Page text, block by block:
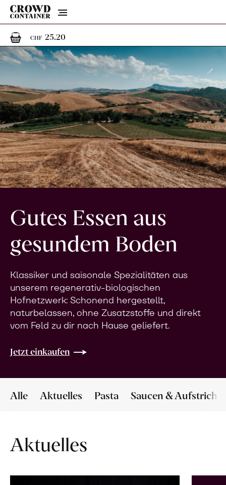
Menu
CHF 25.201 Artikel im Warenkorb
Gutes Essen aus
gesundem Boden
Klassiker und saisonale Spezialitäten aus
unserem regenerativ-biologischen
Hofnetzwerk: Schonend hergestellt,
naturbelassen, ohne Zusatzstoffe und direkt
vom Feld zu dir nach Hause geliefert.
Jetzt einkaufen
Alle Aktuelles Pasta Saucen & Aufstriche
Aktuelles